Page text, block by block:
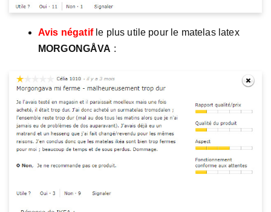
Avis négatifle plus utile pour le matelas latex
MORGONGÅVA :